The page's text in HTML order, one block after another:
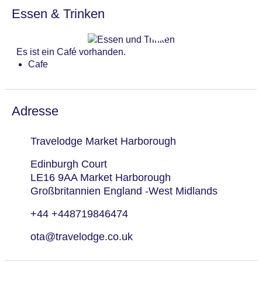
Gesamtanzahl der Stockwerke: 2
Gesamtanzahl der Zimmer: 60
Zahlungsarten: EC Maestro, Mastercard, Visa
Landeskategorie: 3 Sterne
Essen & Trinken
Es ist ein Café vorhanden.
Cafe
Adresse
Travelodge Market Harborough
Edinburgh Court
LE16 9AA Market Harborough
Großbritannien England -West Midlands
+44 +448719846474
ota@travelodge.co.uk